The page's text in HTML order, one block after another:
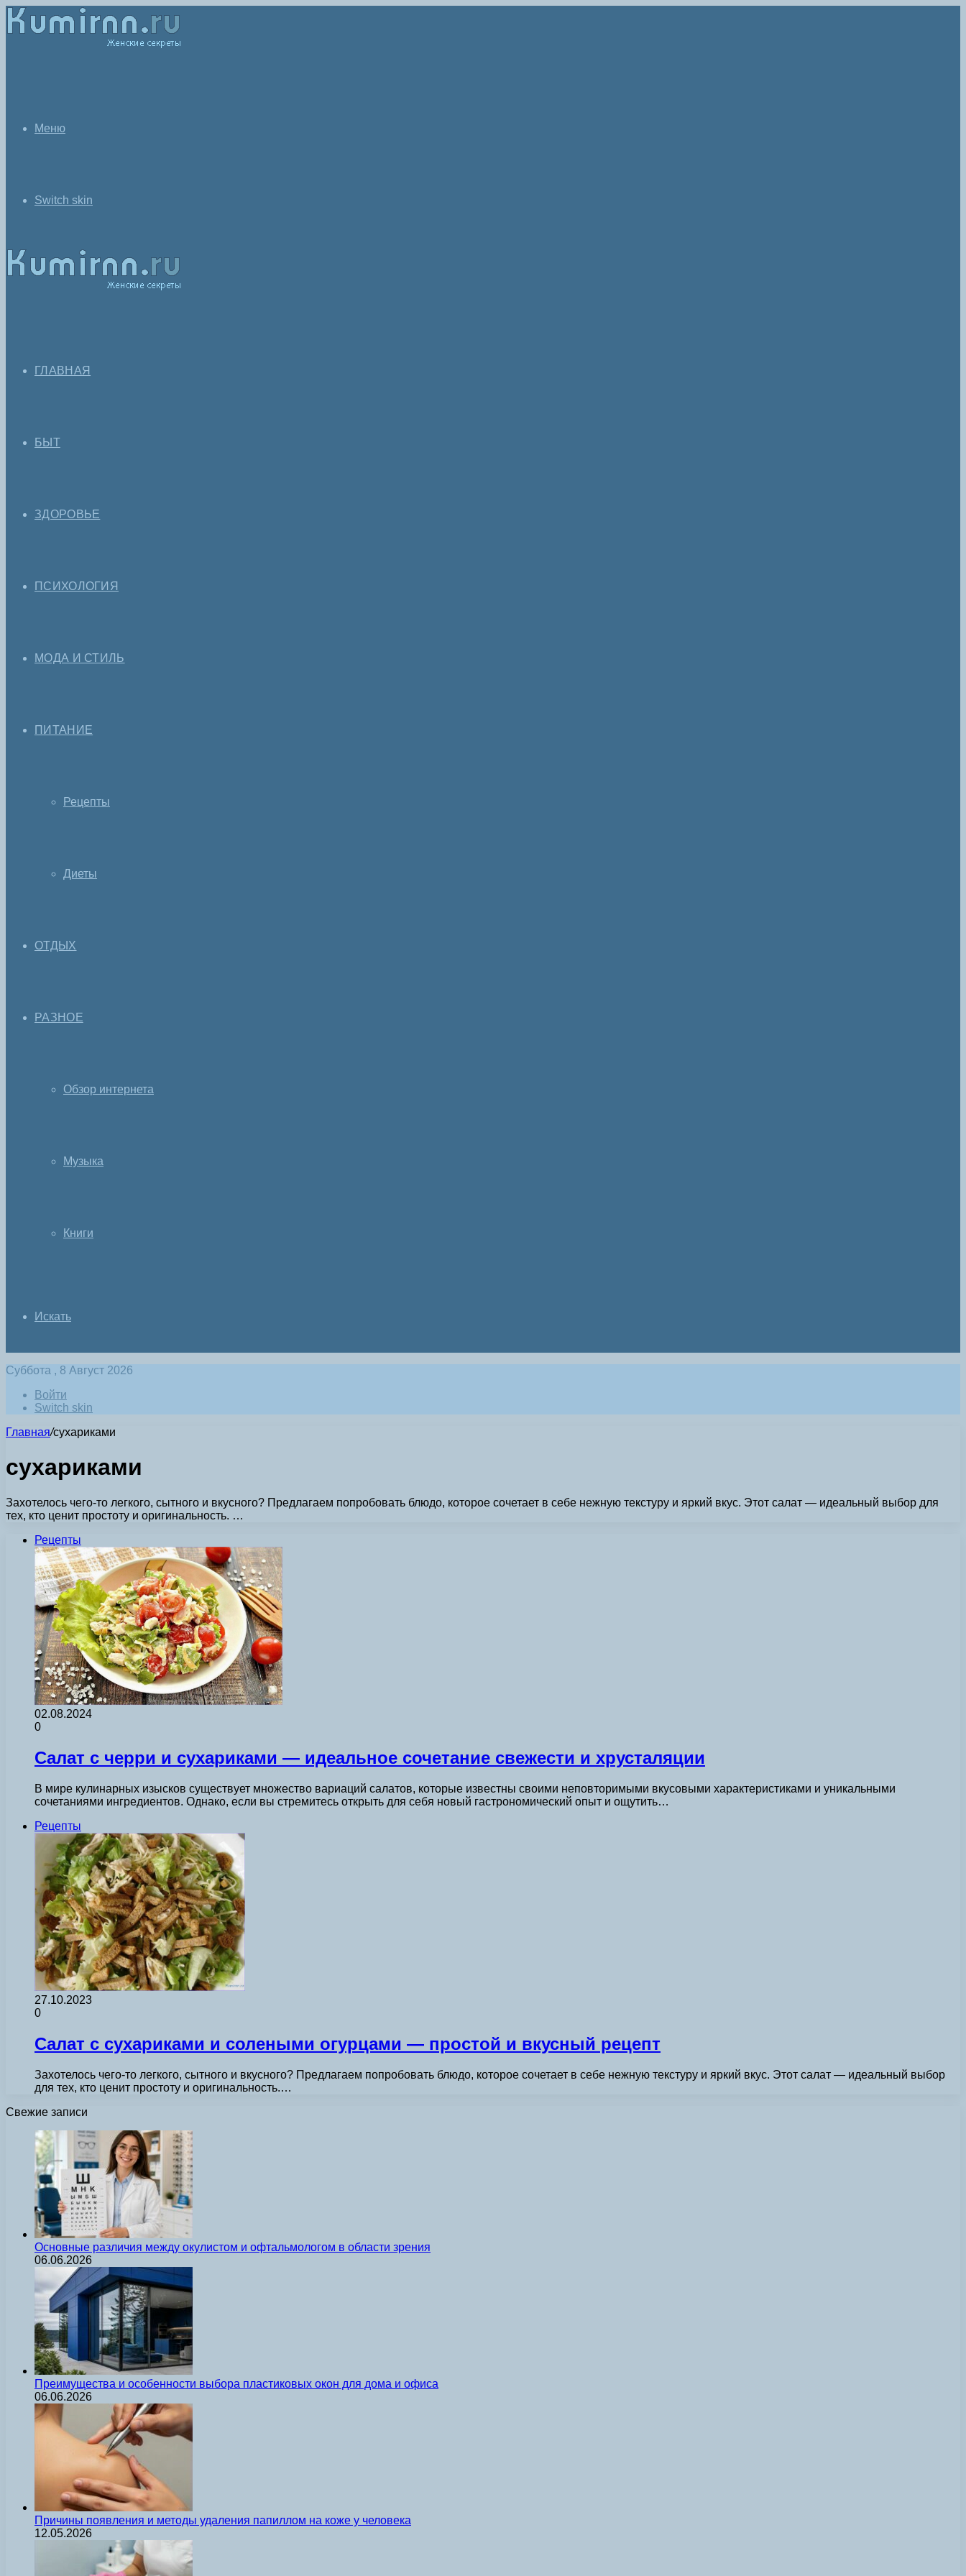
Меню
Switch skin
ГЛАВНАЯ
БЫТ
ЗДОРОВЬЕ
ПСИХОЛОГИЯ
МОДА И СТИЛЬ
ПИТАНИЕ
Рецепты
Диеты
ОТДЫХ
РАЗНОЕ
Обзор интернета
Музыка
Книги
Искать
Суббота , 8 Август 2026
Войти
Switch skin
Главная/сухариками
сухариками
Захотелось чего-то легкого, сытного и вкусного? Предлагаем попробовать блюдо, которое сочетает в себе нежную текстуру и яркий вкус. Этот салат — идеальный выбор для
тех, кто ценит простоту и оригинальность. …
Рецепты
02.08.2024
0
Салат с черри и сухариками — идеальное сочетание свежести и хрусталяции
В мире кулинарных изысков существует множество вариаций салатов, которые известны своими неповторимыми вкусовыми характеристиками и уникальными
сочетаниями ингредиентов. Однако, если вы стремитесь открыть для себя новый гастрономический опыт и ощутить…
Рецепты
27.10.2023
0
Салат с сухариками и солеными огурцами — простой и вкусный рецепт
Захотелось чего-то легкого, сытного и вкусного? Предлагаем попробовать блюдо, которое сочетает в себе нежную текстуру и яркий вкус. Этот салат — идеальный выбор
для тех, кто ценит простоту и оригинальность.…
Свежие записи
Основные различия между окулистом и офтальмологом в области зрения
06.06.2026
Преимущества и особенности выбора пластиковых окон для дома и офиса
06.06.2026
Причины появления и методы удаления папиллом на коже у человека
12.05.2026